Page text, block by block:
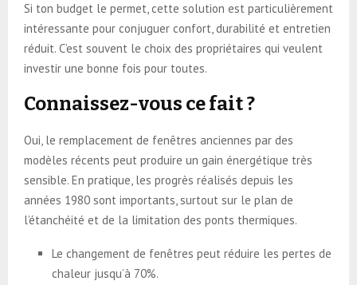
Si ton budget le permet, cette solution est particulièrement
intéressante pour conjuguer confort, durabilité et entretien
réduit. C’est souvent le choix des propriétaires qui veulent
investir une bonne fois pour toutes.
Connaissez-vous ce fait ?
Oui, le remplacement de fenêtres anciennes par des
modèles récents peut produire un gain énergétique très
sensible. En pratique, les progrès réalisés depuis les
années 1980 sont importants, surtout sur le plan de
l’étanchéité et de la limitation des ponts thermiques.
Le changement de fenêtres peut réduire les pertes de
chaleur jusqu’à 70%.